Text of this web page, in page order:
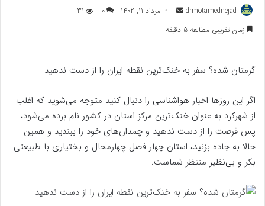
drmotamednejad
ارسال
به
مرداد 11, 1402 0
31
زمان تقریبی مطالعه 5 دقیقه
گرمتان شده؟ سفر به خنک‌ترین نقطه ایران را از دست ندهید
اگر این روزها اخبار هواشناسی را دنبال کنید متوجه می‌شوید که اغلب
از شهرکرد به عنوان خنک‌ترین مرکز استان در کشور نام برده می‌شود،
پس فرصت را از دست ندهید و چمدان‌های خود را ببندید و همین
حالا به جاده بزنید، استان چهار فصل چهارمحال و بختیاری با طبیعتی
بکر و بی‌نظیر منتظر شماست.